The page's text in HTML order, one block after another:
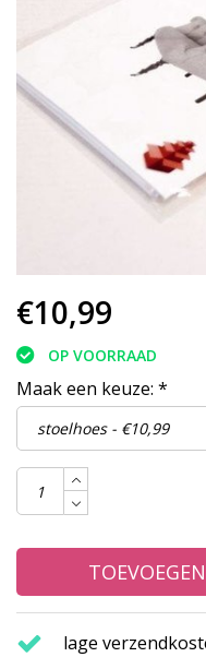
€10,99
OP VOORRAAD
Maak een keuze: *
lage